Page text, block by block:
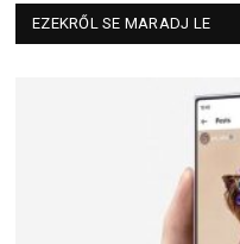
EZEKRŐL SE MARADJ LE